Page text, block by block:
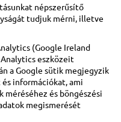
népszerűsítő
tudjuk mérni, illetve
(Google Ireland
eszközeit
a Google sütik megjegyzik
információkat, ami
és böngészési
megismerését